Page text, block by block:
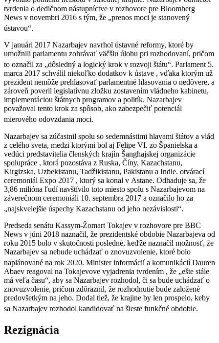
tvrdenia o dedičnom nástupníctve v rozhovore pre Bloomberg
News v novembri 2016 s tým, že „prenos moci je stanovený
ústavou“.
V januári 2017 Nazarbajev navrhol ústavné reformy, ktoré by
umožnili parlamentu zohrávať väčšiu úlohu pri rozhodovaní, pričom
to označil za „dôsledný a logický krok v rozvoji štátu“. Parlament 5.
marca 2017 schválil niekoľko dodatkov k ústave , vďaka ktorým už
prezident nemôže prehlasovať parlamentné hlasovania o nedôvere, a
zároveň poveril legislatívnu zložku zostavením vládneho kabinetu,
implementáciou štátnych programov a politík. Nazarbajev
považoval tento krok za spôsob, ako zabezpečiť potenciál
mierového odovzdania moci.
Nazarbajev sa zúčastnil spolu so sedemnástimi hlavami štátov a vlád
z celého sveta, medzi ktorými bol aj Felipe VI. zo Španielska a
vedúci predstavitelia členských krajín Šanghajskej organizácie
spolupráce , ktorá pozostáva z Ruska, Číny, Kazachstanu,
Kirgizska, Uzbekistanu, Tadžikistanu, Pakistanu a Indie. otvárací
ceremoniál Expo 2017 , ktorý sa konal v Astane. Odhaduje sa, že
3,86 milióna ľudí navštívilo toto miesto spolu s Nazarbajevom na
záverečnom ceremoniáli 10. septembra 2017 a označilo ho za
„najskvelejšie úspechy Kazachstanu od jeho nezávislosti“.
Predseda senátu Kassym-Žomart Tokajev v rozhovore pre BBC
News v júni 2018 naznačil, že prezidentské obdobie Nazarbajeva od
roku 2015 bolo v skutočnosti posledné, keďže naznačil možnosť, že
Nazarbajev sa nebude uchádzať o znovuzvolenie, ktoré bolo
naplánované na rok 2020. Minister informácií a komunikácií Dauren
Abaev reagoval na Tokajevove vyjadrenia tvrdením , že „ešte stále
má veľa času“, aby sa Nazarbajev rozhodol, či sa bude uchádzať o
znovuzvolenie, pričom zdôraznil, že rozhodnutie bude založené
predovšetkým na jeho. Dodal tiež, že krajine by len prospelo, keby
sa Nazarbajev rozhodol kandidovať na šieste funkčné obdobie.
Rezignácia